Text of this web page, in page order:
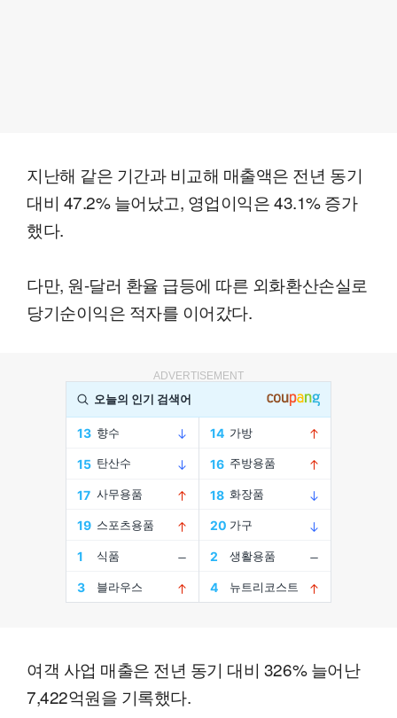
지난해 같은 기간과 비교해 매출액은 전년 동기
대비 47.2% 늘어났고, 영업이익은 43.1% 증가
했다.
다만, 원-달러 환율 급등에 따른 외화환산손실로
당기순이익은 적자를 이어갔다.
ADVERTISEMENT
여객 사업 매출은 전년 동기 대비 326% 늘어난
7,422억원을 기록했다.